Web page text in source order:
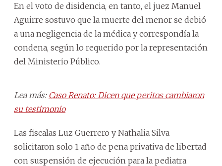
En el voto de disidencia, en tanto, el juez Manuel
Aguirre sostuvo que la muerte del menor se debió
a una negligencia de la médica y correspondía la
condena, según lo requerido por la representación
del Ministerio Público.
Lea más: Caso Renato: Dicen que peritos cambiaron
su testimonio
Las fiscalas Luz Guerrero y Nathalia Silva
solicitaron solo 1 año de pena privativa de libertad
con suspensión de ejecución para la pediatra